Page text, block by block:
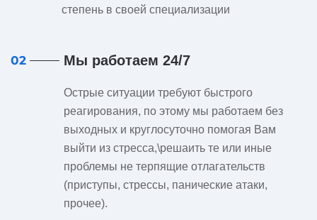
степень в своей специализации
02 Мы работаем 24/7
Острые ситуации требуют быстрого
реагирования, по этому мы работаем без
выходных и круглосуточно помогая Вам
выйти из стресса,\решаить те или иные
проблемы не терпящие отлагательств
(приступы, стрессы, панические атаки,
прочее).